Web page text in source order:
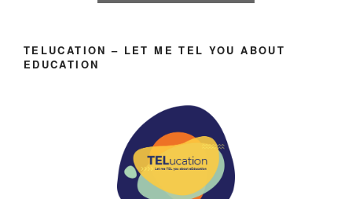
TELUCATION – LET ME TEL YOU ABOUT
EDUCATION